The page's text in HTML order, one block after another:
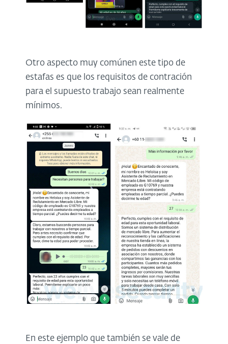
Otro aspecto muy comúnen este tipo de
estafas es que los requisitos de contración
para el supuesto trabajo sean realmente
mínimos.
En este ejemplo que también se vale de